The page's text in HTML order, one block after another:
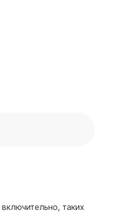
включительно, таких